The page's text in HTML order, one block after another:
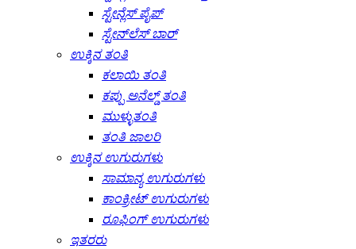
ಸ್ಟೇನ್ಲೆಸ್ ಪೈಪ್
ಸ್ಟೇನ್‌ಲೆಸ್ ಬಾರ್
ಉಕ್ಕಿನ ತಂತಿ
ಕಲಾಯಿ ತಂತಿ
ಕಪ್ಪು ಅನೆಲ್ಡ್ ತಂತಿ
ಮುಳ್ಳುತಂತಿ
ತಂತಿ ಜಾಲರಿ
ಉಕ್ಕಿನ ಉಗುರುಗಳು
ಸಾಮಾನ್ಯ ಉಗುರುಗಳು
ಕಾಂಕ್ರೀಟ್ ಉಗುರುಗಳು
ರೂಫಿಂಗ್ ಉಗುರುಗಳು
ಇತರರು